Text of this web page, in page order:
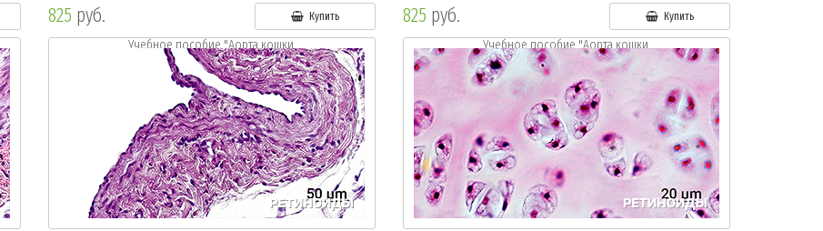
825 руб. Купить
Учебное пособие "Аорта кошки.
Окр.: г.-э."
825 руб. Купить
Учебное пособие "Аорта кошки.
Окр.: орсеин"